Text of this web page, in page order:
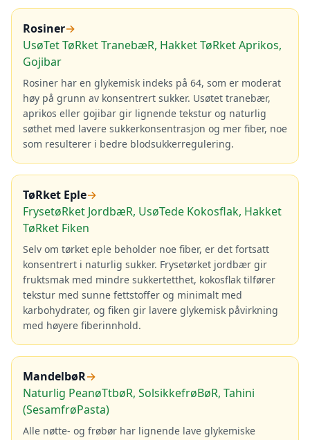
Rosiner→
UsøTet TøRket TranebæR, Hakket TøRket Aprikos,
Gojibar
Rosiner har en glykemisk indeks på 64, som er moderat
høy på grunn av konsentrert sukker. Usøtet tranebær,
aprikos eller gojibar gir lignende tekstur og naturlig
søthet med lavere sukkerkonsentrasjon og mer fiber, noe
som resulterer i bedre blodsukkerregulering.
TøRket Eple→
FrysetøRket JordbæR, UsøTede Kokosflak, Hakket
TøRket Fiken
Selv om tørket eple beholder noe fiber, er det fortsatt
konsentrert i naturlig sukker. Frysetørket jordbær gir
fruktsmak med mindre sukkertetthet, kokosflak tilfører
tekstur med sunne fettstoffer og minimalt med
karbohydrater, og fiken gir lavere glykemisk påvirkning
med høyere fiberinnhold.
MandelbøR→
Naturlig PeanøTtbøR, SolsikkefrøBøR, Tahini
(SesamfrøPasta)
Alle nøtte- og frøbør har lignende lave glykemiske